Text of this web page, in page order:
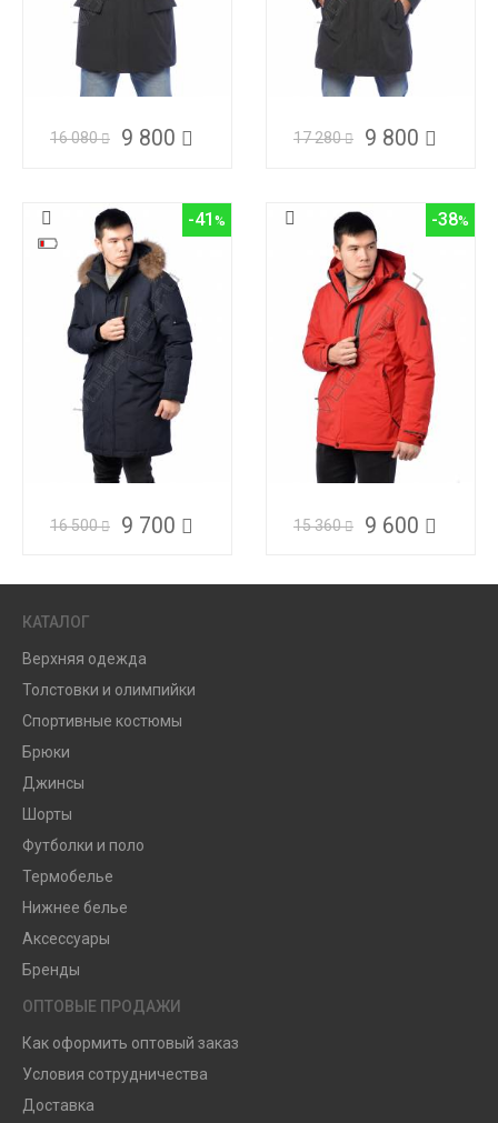
16 080 9 800 17 280 9 800
-41
16 500 9 700
-38
15 360 9 600
КАТАЛОГ
Верхняя одежда
Толстовки и олимпийки
Спортивные костюмы
Брюки
Джинсы
Шорты
Футболки и поло
Термобелье
Нижнее белье
Аксессуары
Бренды
ОПТОВЫЕ ПРОДАЖИ
Как оформить оптовый заказ
Условия сотрудничества
Доставка